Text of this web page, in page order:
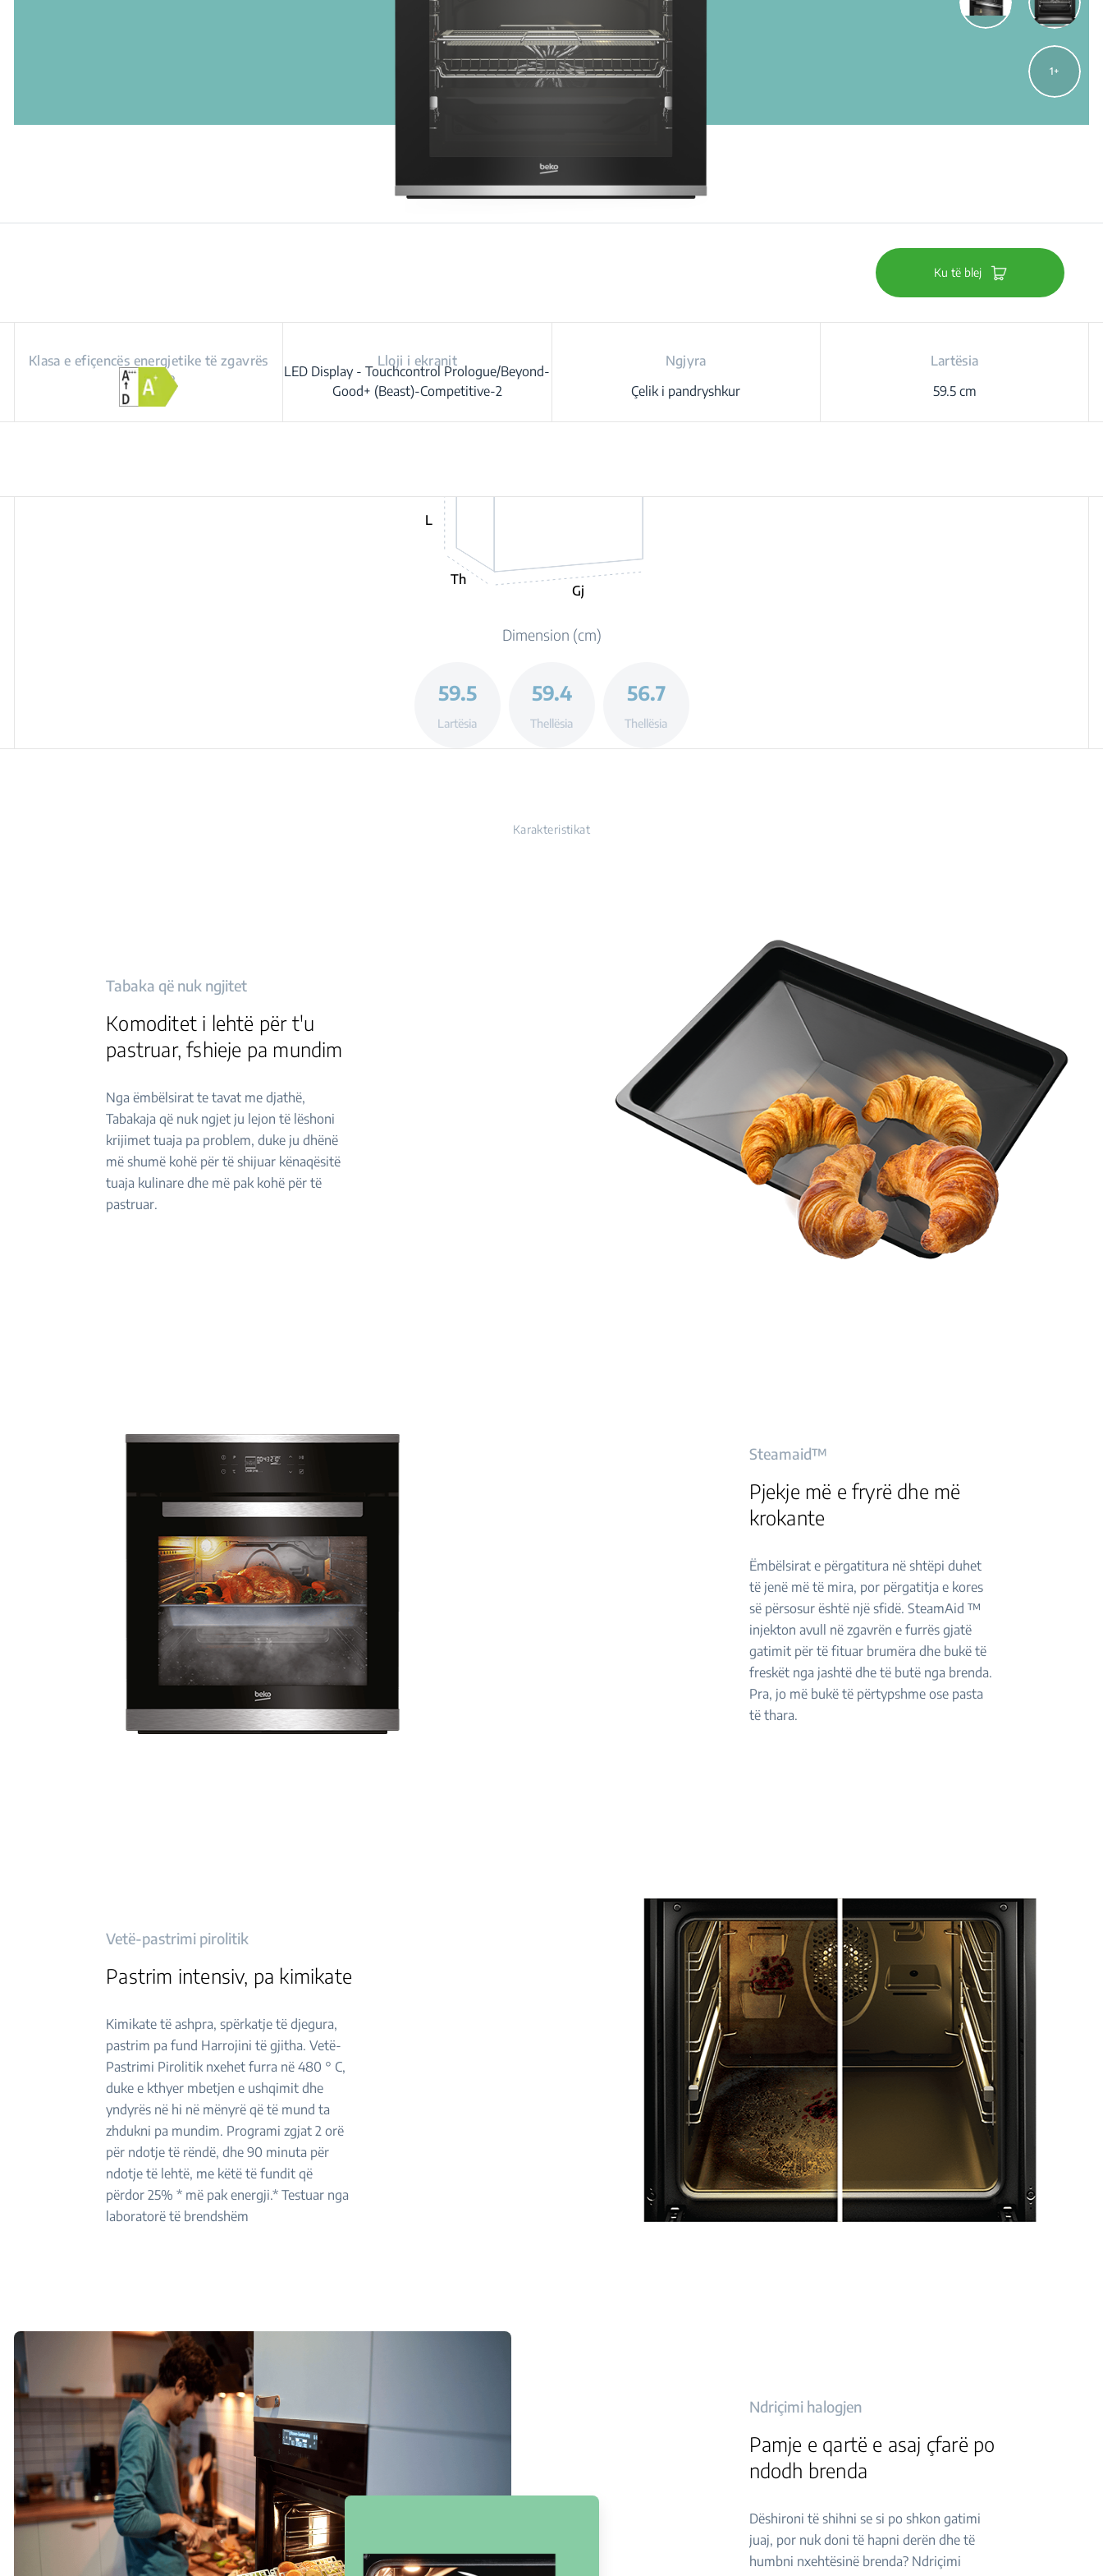
1
Ku të blej
Klasa e efiçencës energjetike të zgavrës
kryesore
Lloji i ekranit
LED Display - Touchcontrol Prologue/Beyond-
Good+ (Beast)-Competitive-2
Ngjyra
Çelik i pandryshkur
Lartësia
59.5 cm
L
Th
Gj
Dimension (cm)
59.5
Lartësia
59.4
Thellësia
56.7
Thellësia
Karakteristikat
Tabaka që nuk ngjitet
Komoditet i lehtë për t'u
pastruar, fshieje pa mundim
Nga ëmbëlsirat te tavat me djathë,
Tabakaja që nuk ngjet ju lejon të lëshoni
krijimet tuaja pa problem, duke ju dhënë
më shumë kohë për të shijuar kënaqësitë
tuaja kulinare dhe më pak kohë për të
pastruar.
Steamaid™
Pjekje më e fryrë dhe më
krokante
Ëmbëlsirat e përgatitura në shtëpi duhet
të jenë më të mira, por përgatitja e kores
së përsosur është një sfidë. SteamAid ™
injekton avull në zgavrën e furrës gjatë
gatimit për të fituar brumëra dhe bukë të
freskët nga jashtë dhe të butë nga brenda.
Pra, jo më bukë të përtypshme ose pasta
të thara.
Vetë-pastrimi pirolitik
Pastrim intensiv, pa kimikate
Kimikate të ashpra, spërkatje të djegura,
pastrim pa fund Harrojini të gjitha. Vetë-
Pastrimi Pirolitik nxehet furra në 480 ° C,
duke e kthyer mbetjen e ushqimit dhe
yndyrës në hi në mënyrë që të mund ta
zhdukni pa mundim. Programi zgjat 2 orë
për ndotje të rëndë, dhe 90 minuta për
ndotje të lehtë, me këtë të fundit që
përdor 25% * më pak energji.* Testuar nga
laboratorë të brendshëm
Ndriçimi halogjen
Pamje e qartë e asaj çfarë po
ndodh brenda
Dëshironi të shihni se si po shkon gatimi
juaj, por nuk doni të hapni derën dhe të
humbni nxehtësinë brenda? Ndriçimi